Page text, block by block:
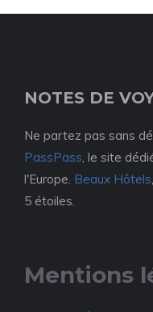
NOTES DE
Ne partez pas sans
PassPass, le site
l'Europe. Beaux Hôtels
5 étoiles.
Mentions